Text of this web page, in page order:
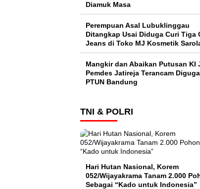
Diamuk Masa
Perempuan Asal Lubuklinggau
Ditangkap Usai Diduga Curi Tiga
Jeans di Toko MJ Kosmetik
Mangkir dan Abaikan Putusan KI
Pemdes Jatireja Terancam
PTUN Bandung
TNI & POLRI
Hari Hutan Nasional, Korem
052/Wijayakrama Tanam 2.000
Sebagai “Kado untuk Indonesia”